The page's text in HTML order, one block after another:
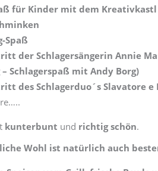
für Kinder mit dem
Spaß
der Schlagersängerin Annie
– Schlagerspaß mit Andy Borg)
des Schlagerduo´s Slavatore e
kunterbunt und richtig schön.
Wohl ist natürlich auch